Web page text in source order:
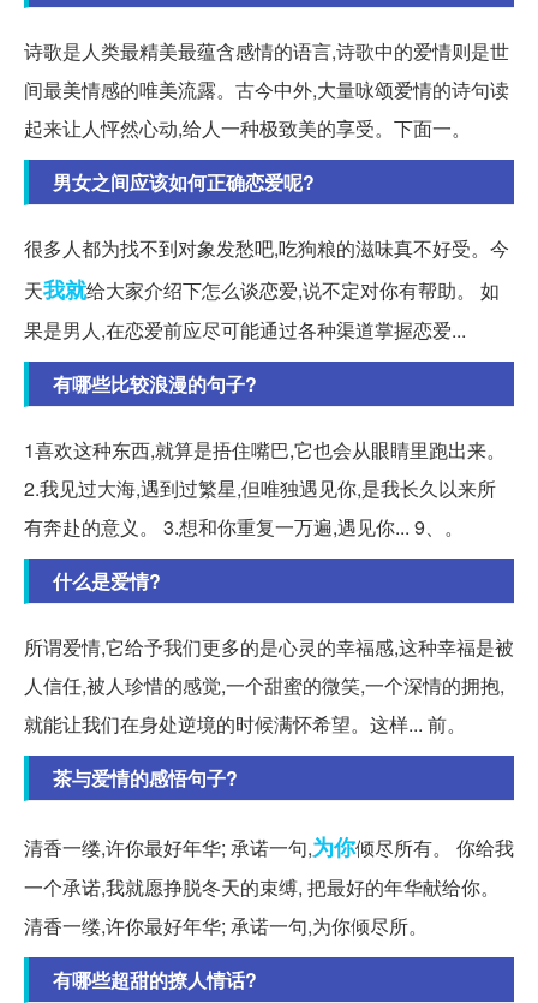
诗歌是人类最精美最蕴含感情的语言,诗歌中的爱情则是世
间最美情感的唯美流露。古今中外,大量咏颂爱情的诗句读
起来让人怦然心动,给人一种极致美的享受。下面一。
男女之间应该如何正确恋爱呢?
很多人都为找不到对象发愁吧,吃狗粮的滋味真不好受。今
天我就给大家介绍下怎么谈恋爱,说不定对你有帮助。 如
果是男人,在恋爱前应尽可能通过各种渠道掌握恋爱...
有哪些比较浪漫的句子?
1喜欢这种东西,就算是捂住嘴巴,它也会从眼睛里跑出来。
2.我见过大海,遇到过繁星,但唯独遇见你,是我长久以来所
有奔赴的意义。 3.想和你重复一万遍,遇见你... 9、。
什么是爱情?
所谓爱情,它给予我们更多的是心灵的幸福感,这种幸福是被
人信任,被人珍惜的感觉,一个甜蜜的微笑,一个深情的拥抱,
就能让我们在身处逆境的时候满怀希望。这样... 前。
茶与爱情的感悟句子?
清香一缕,许你最好年华; 承诺一句,为你倾尽所有。 你给我
一个承诺,我就愿挣脱冬天的束缚, 把最好的年华献给你。
清香一缕,许你最好年华; 承诺一句,为你倾尽所。
有哪些超甜的撩人情话?